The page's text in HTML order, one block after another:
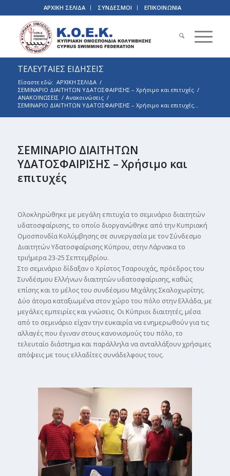
ΑΡΧΙΚΗ ΣΕΛΙΔΑ ΣΥΝΔΕΣΜΟΙ ΕΠΙΚΟΙΝΩΝΙΑ
ΤΕΛΕΥΤΑΙΕΣ ΕΙΔΗΣΕΙΣ
Είσαστε εδώ: ΑΡΧΙΚΗ ΣΕΛΙΔΑ /
ΣΕΜΙΝΑΡΙΟ ΔΙΑΙΤΗΤΩΝ ΥΔΑΤΟΣΦΑΙΡΙΣΗΣ – Χρήσιμο και επιτυχές /
ΑΝΑΚΟΙΝΩΣΕΙΣ / Ανακοινώσεις /
ΣΕΜΙΝΑΡΙΟ ΔΙΑΙΤΗΤΩΝ ΥΔΑΤΟΣΦΑΙΡΙΣΗΣ – Χρήσιμο και επιτυχές...
ΣΕΜΙΝΑΡΙΟ ΔΙΑΙΤΗΤΩΝ
ΥΔΑΤΟΣΦΑΙΡΙΣΗΣ – Χρήσιμο και
επιτυχές
Ολοκληρώθηκε με μεγάλη επιτυχία το σεμινάριο διαιτητών
υδατοσφαίρισης, το οποίο διοργανώθηκε από την Κυπριακή
Ομοσπονδία Κολύμβησης σε συνεργασία με τον Σύνδεσμο
Διαιτητών Υδατοσφαίρισης Κύπρου, στην Λάρνακα το
τριήμερα 23-25 Σεπτεμβρίου.
Στο σεμινάριο δίδαξαν ο Χρίστος Τσαρουχάς, πρόεδρος του
Συνδέσμου Ελλήνων διαιτητών υδατοσφαίρισης, καθώς
επίσης και το μέλος του συνδέσμου Μιχάλης Σκαλοχωρίτης.
Δύο άτομα καταξιωμένα στον χώρο του πόλο στην Ελλάδα, με
μεγάλες εμπειρίες και γνώσεις. Οι Κύπριοι διαιτητές, μέσα
από το σεμινάριο είχαν την ευκαιρία να ενημερωθούν για τις
αλλαγές που έγιναν στους κανονισμούς του πόλο, το
τελευταίο διάστημα και παράλληλα να ανταλλάξουν χρήσιμες
απόψεις με τους ελλαδίτες συνάδελφους τους.